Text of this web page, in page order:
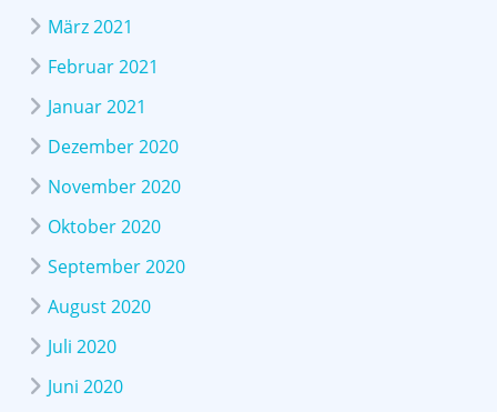
März 2021
Februar 2021
Januar 2021
Dezember 2020
November 2020
Oktober 2020
September 2020
August 2020
Juli 2020
Juni 2020